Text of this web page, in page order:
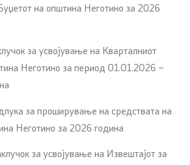
на општина Неготино за 2026
за усвојување на Кварталниот
Неготино за период 01.01.2026 –
за проширување на средствата на
Неготино за 2026 година
за усвојување на Извештајот за